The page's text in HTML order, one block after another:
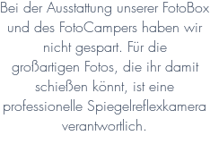
Bei der Ausstattung unserer FotoBox
und des FotoCampers haben wir
nicht gespart. Für die
großartigen Fotos, die ihr damit
schießen könnt, ist eine
professionelle Spiegelreflexkamera
verantwortlich.